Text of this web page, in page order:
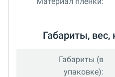
Габариты,
Габариты (в
упаковке):